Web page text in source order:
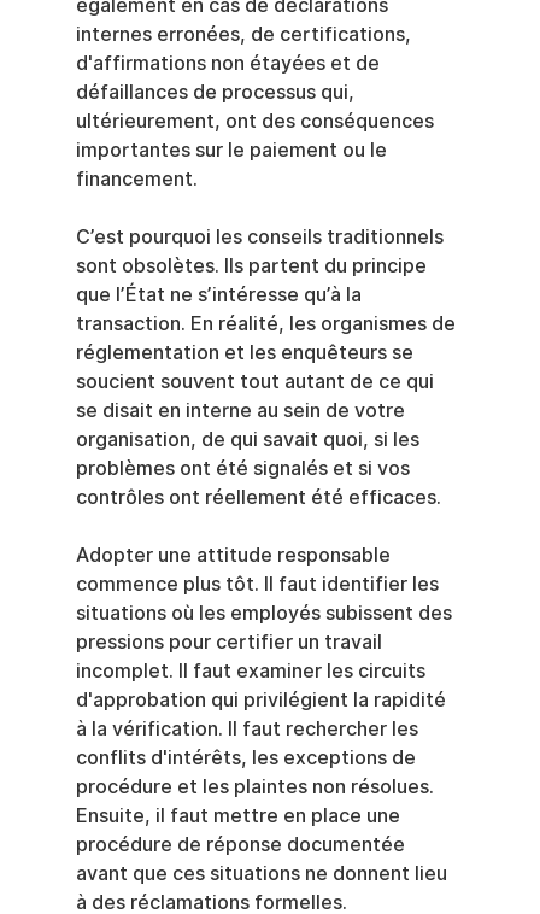
également en cas de déclarations
internes erronées, de certifications,
d'affirmations non étayées et de
défaillances de processus qui,
ultérieurement, ont des conséquences
importantes sur le paiement ou le
financement.
C’est pourquoi les conseils traditionnels
sont obsolètes. Ils partent du principe
que l’État ne s’intéresse qu’à la
transaction. En réalité, les organismes de
réglementation et les enquêteurs se
soucient souvent tout autant de ce qui
se disait en interne au sein de votre
organisation, de qui savait quoi, si les
problèmes ont été signalés et si vos
contrôles ont réellement été efficaces.
Adopter une attitude responsable
commence plus tôt. Il faut identifier les
situations où les employés subissent des
pressions pour certifier un travail
incomplet. Il faut examiner les circuits
d'approbation qui privilégient la rapidité
à la vérification. Il faut rechercher les
conflits d'intérêts, les exceptions de
procédure et les plaintes non résolues.
Ensuite, il faut mettre en place une
procédure de réponse documentée
avant que ces situations ne donnent lieu
à des réclamations formelles.